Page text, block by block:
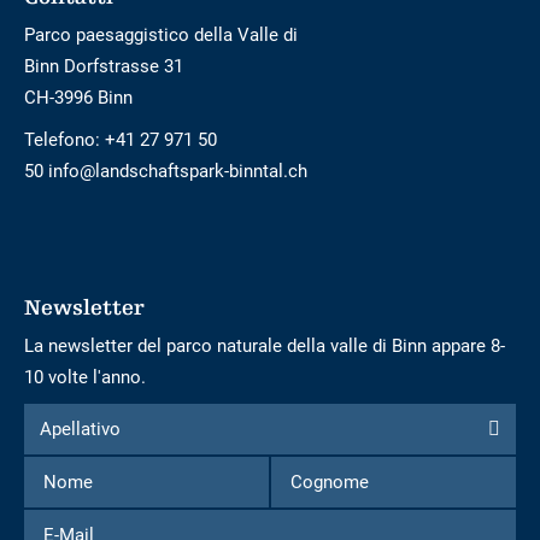
Parco paesaggistico della Valle di
Binn Dorfstrasse 31
CH-3996 Binn
Telefono: +41 27 971 50
50 info@landschaftspark-binntal.ch
Newsletter
La newsletter del parco naturale della valle di Binn appare 8-
10 volte l'anno.
Modulo
per
iscriversi
alla
Apellativo
Apellativo
Nome
Cognome